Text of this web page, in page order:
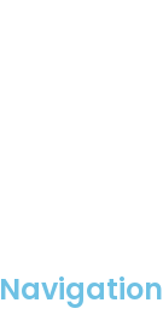
Navigation